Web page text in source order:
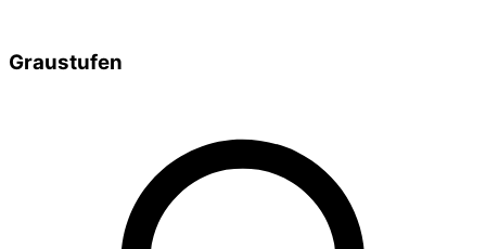
Graustufen